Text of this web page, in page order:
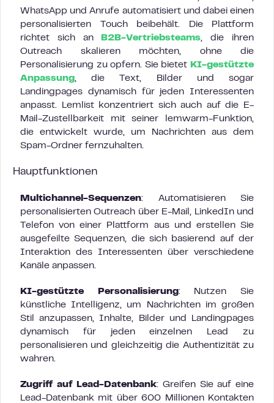
WhatsApp und Anrufe automatisiert und dabei einen
personalisierten Touch beibehält. Die Plattform
richtet sich an
B2B-Vertriebsteams, die ihren
Outreach skalieren möchten, ohne die
Personalisierung zu opfern. Sie bietet KI-gestützte
Anpassung, die Text, Bilder und sogar
Landingpages dynamisch für jeden Interessenten
anpasst. Lemlist konzentriert sich auch auf die E-
Mail-Zustellbarkeit mit seiner lemwarm-Funktion,
die entwickelt wurde, um Nachrichten aus dem
Spam-Ordner fernzuhalten.
Hauptfunktionen
Multichannel-Sequenzen: Automatisieren Sie
personalisierten Outreach über E-Mail, LinkedIn und
Telefon von einer Plattform aus und erstellen Sie
ausgefeilte Sequenzen, die sich basierend auf der
Interaktion des Interessenten über verschiedene
Kanäle anpassen.
KI-gestützte Personalisierung: Nutzen Sie
künstliche Intelligenz, um Nachrichten im großen
Stil anzupassen, Inhalte, Bilder und Landingpages
dynamisch für jeden einzelnen Lead zu
personalisieren und gleichzeitig die Authentizität zu
wahren.
Zugriff auf Lead-Datenbank: Greifen Sie auf eine
Lead-Datenbank mit über 600 Millionen Kontakten